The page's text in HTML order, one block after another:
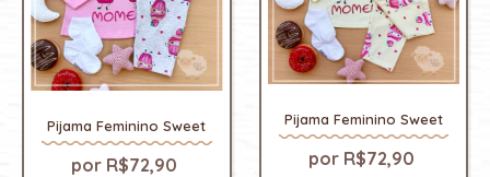
Pijama Feminino Sweet
R$72,90
Pijama Feminino Sweet
R$72,90